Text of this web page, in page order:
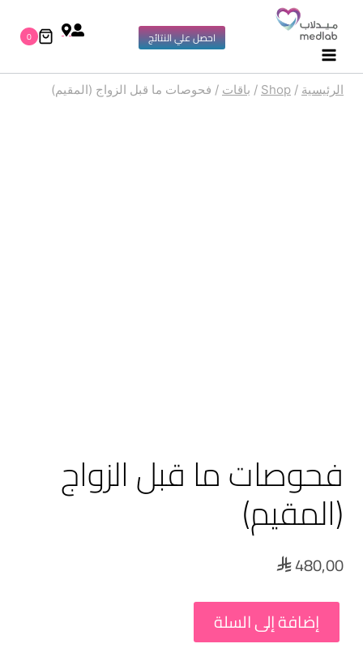
احصل علي النتائج 0
الرئيسية /
Shop
/ باقات / فحوصات ما قبل الزواج (المقيم)
فحوصات ما قبل الزواج
(المقيم)
 480,00
إضافة إلى السلة